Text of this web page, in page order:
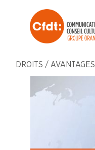
DROITS / AVANTAGES